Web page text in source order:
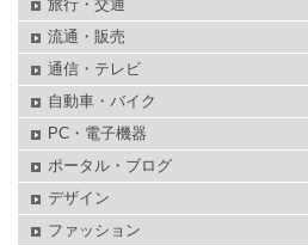
旅行・交通
流通・販売
通信・テレビ
自動車・バイク
PC・電子機器
ポータル・ブログ
デザイン
ファッション